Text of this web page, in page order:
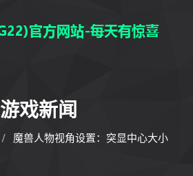
游戏新闻
魔兽人物视角设置：突显中心大小